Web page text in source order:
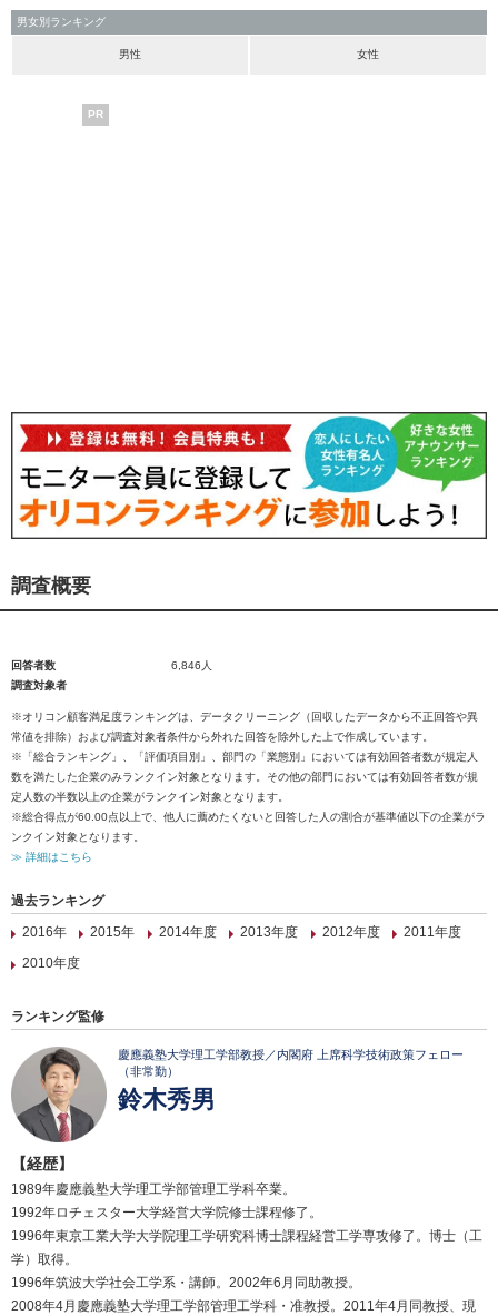
男女別ランキング
男性 女性
PR
調査概要
回答者数
6,846人
調査対象者
※オリコン顧客満足度ランキングは、データクリーニング（回収したデータから不正回答や異
常値を排除）および調査対象者条件から外れた回答を除外した上で作成しています。
※「総合ランキング」、「評価項目別」、部門の「業態別」においては有効回答者数が規定人
数を満たした企業のみランクイン対象となります。その他の部門においては有効回答者数が規
定人数の半数以上の企業がランクイン対象となります。
※総合得点が60.00点以上で、他人に薦めたくないと回答した人の割合が基準値以下の企業がラ
ンクイン対象となります。
≫ 詳細はこちら
過去ランキング
2016年
2015年 2014年度 2013年度 2012年度
2011年度
2010年度
ランキング監修
慶應義塾大学理工学部教授／内閣府 上席科学技術政策フェロー
（非常勤）
鈴木秀男
【経歴】
1989年慶應義塾大学理工学部管理工学科卒業。
1992年ロチェスター大学経営大学院修士課程修了。
1996年東京工業大学大学院理工学研究科博士課程経営工学専攻修了。博士（工
学）取得。
1996年筑波大学社会工学系・講師。2002年6月同助教授。
2008年4月慶應義塾大学理工学部管理工学科・准教授。2011年4月同教授、現